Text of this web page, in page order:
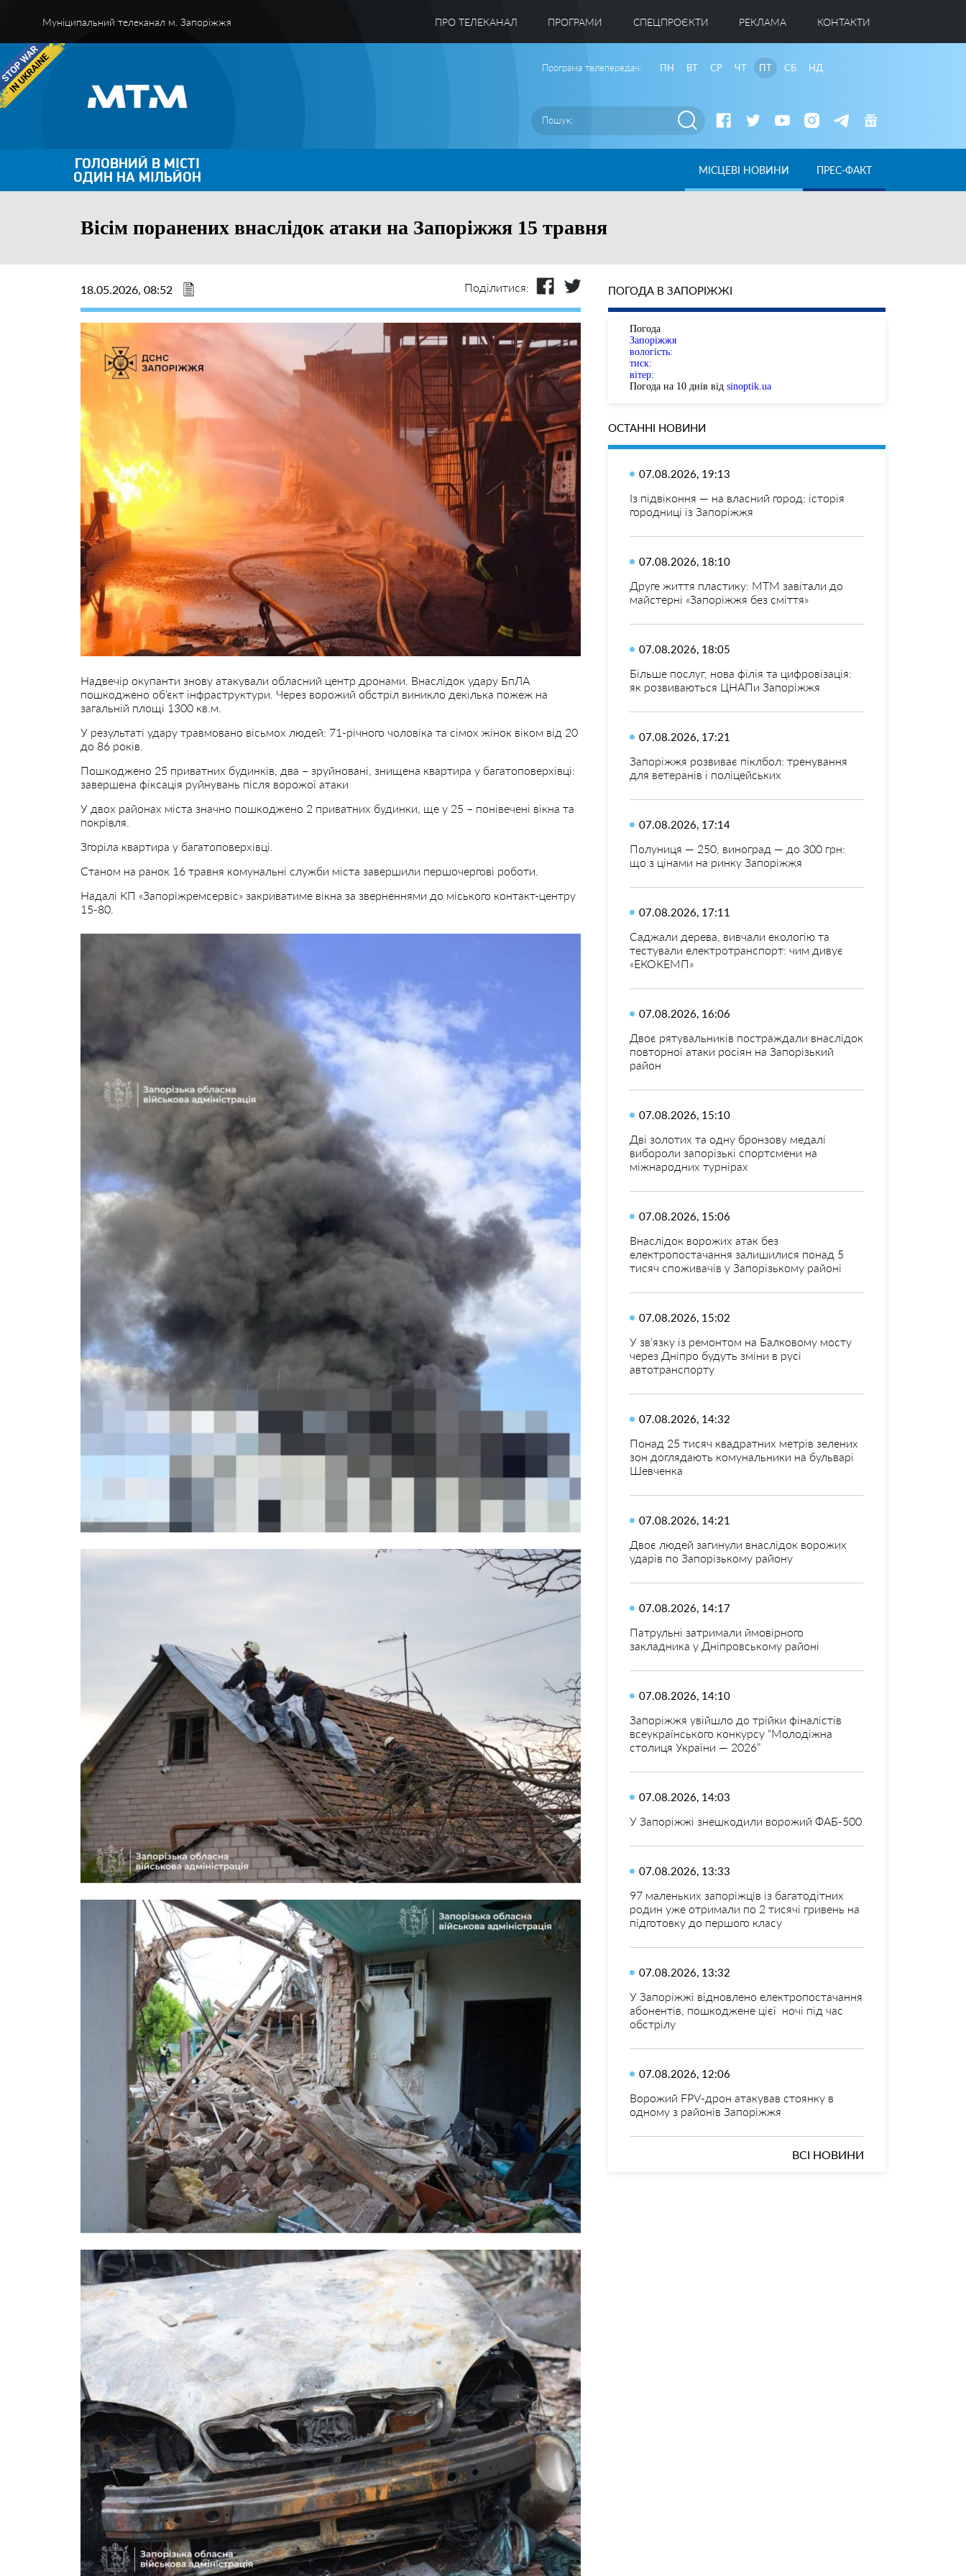
Муніципальний телеканал м. Запоріжжя ПРО ТЕЛЕКАНАЛ ПРОГРАМИ CПЕЦПРОЄКТИ РЕКЛАМА КОНТАКТИ
Програма телепередач: ПН ВТ СР ЧТ ПТ СБ НД
ГОЛОВНИЙ В МІСТІ
ОДИН НА МІЛЬЙОН МІСЦЕВІ НОВИНИ ПРЕС-ФАКТ
Вісім поранених внаслідок атаки на Запоріжжя 15 травня
18.05.2026, 08:52 Поділитися:
Надвечір окупанти знову атакували обласний центр дронами. Внаслідок удару БпЛА
пошкоджено об’єкт інфраструктури. Через ворожий обстріл виникло декілька пожеж на
загальній площі 1300 кв.м.
У результаті удару травмовано вісьмох людей: 71-річного чоловіка та сімох жінок віком від 20
до 86 років.
Пошкоджено 25 приватних будинків, два – зруйновані, знищена квартира у багатоповерхівці:
завершена фіксація руйнувань після ворожої атаки
У двох районах міста значно пошкоджено 2 приватних будинки, ще у 25 – понівечені вікна та
покрівля.
Згоріла квартира у багатоповерхівці.
Станом на ранок 16 травня комунальні служби міста завершили першочергові роботи.
Надалі КП «Запоріжремсервіс» закриватиме вікна за зверненнями до міського контакт-центру
15-80.
ПОГОДА В ЗАПОРІЖЖІ
Погода
Запоріжжя
вологість:
тиск:
вітер:
Погода на 10 днів від sinoptik.ua
ОСТАННІ НОВИНИ
07.08.2026, 19:13
Із підвіконня — на власний город: історія
городниці із Запоріжжя
07.08.2026, 18:10
Друге життя пластику: МТМ завітали до
майстерні «Запоріжжя без сміття»
07.08.2026, 18:05
Більше послуг, нова філія та цифровізація:
як розвиваються ЦНАПи Запоріжжя
07.08.2026, 17:21
Запоріжжя розвиває піклбол: тренування
для ветеранів і поліцейських
07.08.2026, 17:14
Полуниця — 250, виноград — до 300 грн:
що з цінами на ринку Запоріжжя
07.08.2026, 17:11
Саджали дерева, вивчали екологію та
тестували електротранспорт: чим дивує
«ЕКОКЕМП»
07.08.2026, 16:06
Двоє рятувальників постраждали внаслідок
повторної атаки росіян на Запорізький
район
07.08.2026, 15:10
Дві золотих та одну бронзову медалі
вибороли запорізькі спортсмени на
міжнародних турнірах
07.08.2026, 15:06
Внаслідок ворожих атак без
електропостачання залишилися понад 5
тисяч споживачів у Запорізькому районі
07.08.2026, 15:02
У зв’язку із ремонтом на Балковому мосту
через Дніпро будуть зміни в русі
автотранспорту
07.08.2026, 14:32
Понад 25 тисяч квадратних метрів зелених
зон доглядають комунальники на бульварі
Шевченка
07.08.2026, 14:21
Двоє людей загинули внаслідок ворожих
ударів по Запорізькому району
07.08.2026, 14:17
Патрульні затримали ймовірного
закладника у Дніпровському районі
07.08.2026, 14:10
Запоріжжя увійшло до трійки фіналістів
всеукраїнського конкурсу “Молодіжна
столиця України — 2026”
07.08.2026, 14:03
У Запоріжжі знешкодили ворожий ФАБ-500
07.08.2026, 13:33
97 маленьких запоріжців із багатодітних
родин уже отримали по 2 тисячі гривень на
підготовку до першого класу
07.08.2026, 13:32
У Запоріжжі відновлено електропостачання
абонентів, пошкоджене цієї ночі під час
обстрілу
07.08.2026, 12:06
Ворожий FPV-дрон атакував стоянку в
одному з районів Запоріжжя
ВСІ НОВИНИ